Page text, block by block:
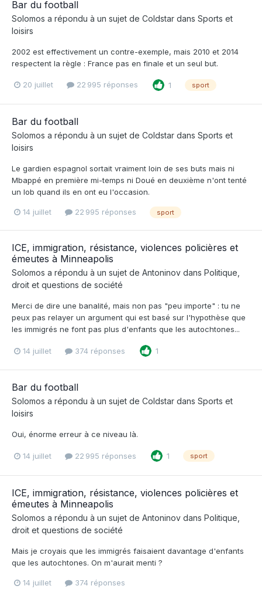
Bar du football
Solomos a répondu à un sujet de Coldstar dans Sports et
loisirs
2002 est effectivement un contre-exemple, mais 2010 et 2014
respectent la règle : France pas en finale et un seul but.
20 juillet 22 995 réponses 1 sport
Bar du football
Solomos a répondu à un sujet de Coldstar dans Sports et
loisirs
Le gardien espagnol sortait vraiment loin de ses buts mais ni
Mbappé en première mi-temps ni Doué en deuxième n'ont tenté
un lob quand ils en ont eu l'occasion.
14 juillet 22 995 réponses sport
ICE, immigration, résistance, violences policières et
émeutes à Minneapolis
Solomos a répondu à un sujet de Antoninov dans Politique,
droit et questions de société
Merci de dire une banalité, mais non pas "peu importe" : tu ne
peux pas relayer un argument qui est basé sur l'hypothèse que
les immigrés ne font pas plus d'enfants que les autochtones...
14 juillet 374 réponses 1
Bar du football
Solomos a répondu à un sujet de Coldstar dans Sports et
loisirs
Oui, énorme erreur à ce niveau là.
14 juillet 22 995 réponses 1 sport
ICE, immigration, résistance, violences policières et
émeutes à Minneapolis
Solomos a répondu à un sujet de Antoninov dans Politique,
droit et questions de société
Mais je croyais que les immigrés faisaient davantage d'enfants
que les autochtones. On m'aurait menti ?
14 juillet 374 réponses